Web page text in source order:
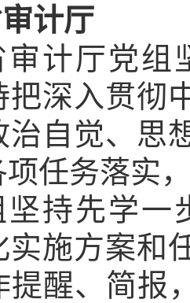
计厅
审计厅党组
把深入贯彻
治自觉、思
任务落实
坚持先学一
实施方案和
提醒、简报